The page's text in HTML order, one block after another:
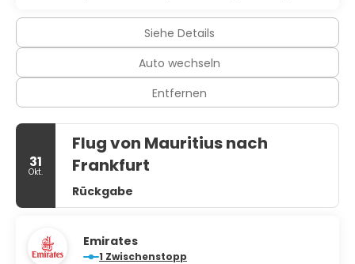
Siehe Details
Auto wechseln
Entfernen
31
Okt.
Flug von Mauritius nach
Frankfurt
Rückgabe
Emirates
1 Zwischenstopp